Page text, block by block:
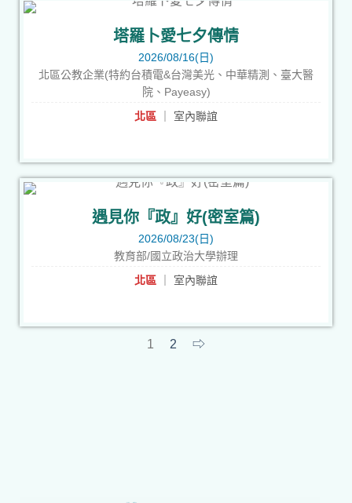
塔羅卜愛七夕傳情
2026/08/16(日)
北區公教企業(特約台積電&台灣美光、中華精測、臺大醫
院、Payeasy)
北區 ｜ 室內聯誼
遇見你『政』好(密室篇)
2026/08/23(日)
教育部/國立政治大學辦理
北區 ｜ 室內聯誼
1 2 ⇨